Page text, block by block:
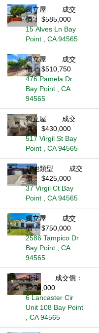
獨立屋
成交
價： $585,000
15 Alves Ln Bay
Point , CA 94565
獨立屋
成交
價： $510,750
476 Pamela Dr
Bay Point , CA
94565
獨立屋
成交
價： $430,000
517 Virgil St Bay
Point , CA 94565
其他類型
成交
價： $425,000
37 Virgil Ct Bay
Point , CA 94565
獨立屋
成交
價： $750,000
2586 Tampico Dr
Bay Point , CA
94565
康斗
成交價：
$270,000
6 Lancaster Cir
Unit 108 Bay Point
, CA 94565